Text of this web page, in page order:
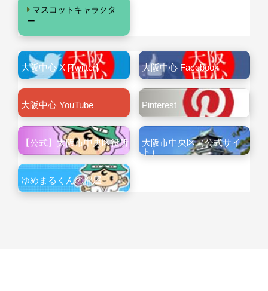
マスコットキャラクタ
ー
大阪中心 X [Twitter] 大阪中心 Facebook
大阪中心 YouTube Pinterest
【公式】大阪市中央区役所
大阪市中央区（公式サイ
ト）
ゆめまるくんの部屋